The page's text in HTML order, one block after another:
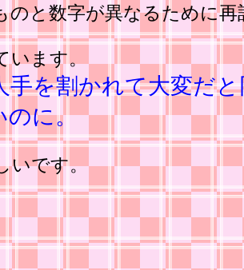
のと数字が異なるために再
います。
手を割かれて大変だ
のに。
いです。